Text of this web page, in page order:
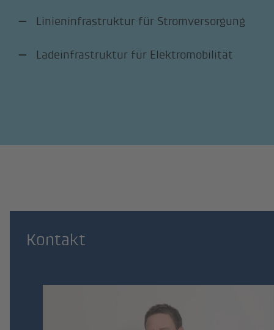
Linieninfrastruktur für Stromversorgung
Ladeinfrastruktur für Elektromobilität
Kontakt